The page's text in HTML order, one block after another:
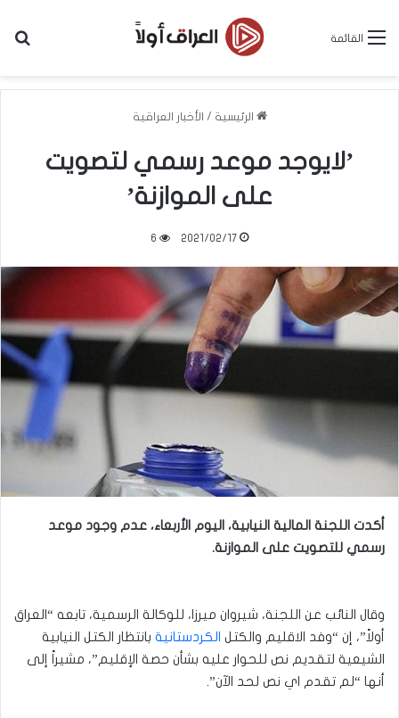
القائمة
الرئيسية / الأخبار العراقية
’لايوجد موعد رسمي لتصويت
على الموازنة’
2021/02/17
6
أكدت اللجنة المالية النيابية، اليوم الأربعاء، عدم وجود موعد
رسمي للتصويت على الموازنة.
وقال النائب عن اللجنة، شيروان ميرزا، للوكالة الرسمية، تابعه “العراق
أولاً”، إن “وفد الاقليم والكتل الكردستانية بانتظار الكتل النيابية
الشيعية لتقديم نص للحوار عليه بشأن حصة الإقليم”، مشيراً إلى
أنها “لم تقدم اي نص لحد الآن”.